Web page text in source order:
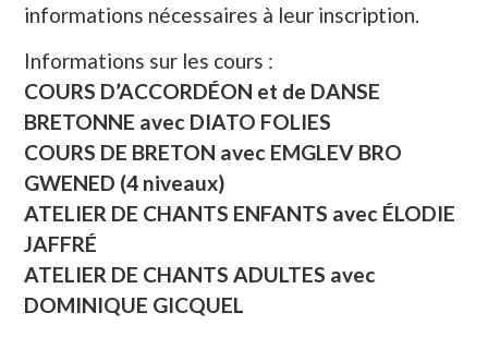
informations nécessaires à leur inscription.
Informations sur les cours :
COURS D’ACCORDÉON et de DANSE
BRETONNE avec DIATO FOLIES
COURS DE BRETON avec EMGLEV BRO
GWENED (4 niveaux)
ATELIER DE CHANTS ENFANTS avec ÉLODIE
JAFFRÉ
ATELIER DE CHANTS ADULTES avec
DOMINIQUE GICQUEL